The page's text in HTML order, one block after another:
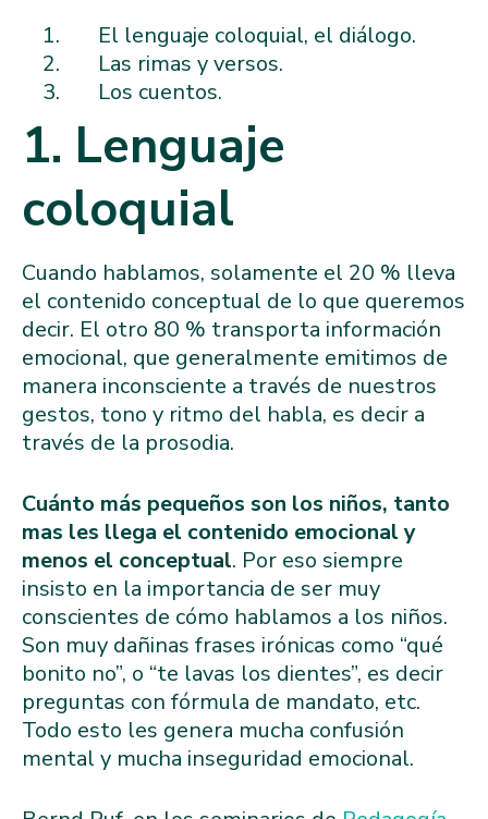
El lenguaje coloquial, el diálogo.
Las rimas y versos.
Los cuentos.
1. Lenguaje
coloquial
Cuando hablamos, solamente el 20 % lleva
el contenido conceptual de lo que queremos
decir. El otro 80 % transporta información
emocional, que generalmente emitimos de
manera inconsciente a través de nuestros
gestos, tono y ritmo del habla, es decir a
través de la prosodia.
Cuánto más pequeños son los niños, tanto
mas les llega el contenido emocional y
menos el conceptual. Por eso siempre
insisto en la importancia de ser muy
conscientes de cómo hablamos a los niños.
Son muy dañinas frases irónicas como “qué
bonito no”, o “te lavas los dientes”, es decir
preguntas con fórmula de mandato, etc.
Todo esto les genera mucha confusión
mental y mucha inseguridad emocional.